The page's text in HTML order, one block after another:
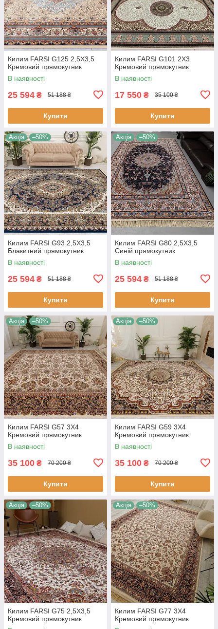
Килим FARSI G125 2,5Х3,5
Кремовий прямокутник
В наявності
25 594 ₴ 51 188 ₴
Купити
Килим FARSI G101 2Х3
Кремовий прямокутник
В наявності
17 550 ₴ 35 100 ₴
Купити
Акція –50%
Килим FARSI G93 2,5Х3,5
Блакитний прямокутник
В наявності
25 594 ₴ 51 188 ₴
Купити
Акція –50%
Килим FARSI G80 2,5Х3,5
Синій прямокутник
В наявності
25 594 ₴ 51 188 ₴
Купити
Акція –50%
Килим FARSI G57 3Х4
Кремовий прямокутник
В наявності
35 100 ₴ 70 200 ₴
Купити
Акція –50%
Килим FARSI G59 3Х4
Кремовий прямокутник
В наявності
35 100 ₴ 70 200 ₴
Купити
Акція –50%
Килим FARSI G75 2,5Х3,5
Кремовий прямокутник
Акція –50%
Килим FARSI G77 3Х4
Кремовий прямокутник